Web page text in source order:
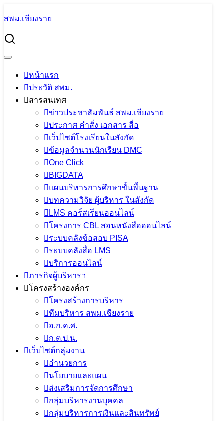
to
content
สพม.เชียงราย
หน้าแรก
ประวัติ สพม.
สารสนเทศ
ข่าวประชาสัมพันธ์ สพม.เชียงราย
ประกาศ คำสั่ง เอกสาร สื่อ
เว็ปไซต์โรงเรียนในสังกัด
ข้อมูลจำนวนนักเรียน DMC
One Click
BIGDATA
แผนบริหารการศึกษาขั้นพื้นฐาน
บทความวิจัย ผู้บริหาร ในสังกัด
LMS คอร์สเรียนออนไลน์
โครงการ CBL สอนหนังสือออนไลน์
ระบบคลังข้อสอบ PISA
ระบบคลังสื่อ LMS
บริการออนไลน์
ภารกิจผู้บริหารฯ
โครงสร้างองค์กร
โครงสร้างการบริหาร
ทีมบริหาร สพม.เชียงราย
อ.ก.ค.ศ.
ก.ต.ป.น.
เว็บไซต์กลุ่มงาน
อำนวยการ
นโยบายและแผน
ส่งเสริมการจัดการศึกษา
กลุ่มบริหารงานบุคคล
กลุ่มบริหารการเงินและสินทรัพย์
for:
การนิเทศการจัดการศึกษา ประจำภาคเรียนที่ 1 ปีการศึกษา
2565
การนิเทศการจัดการศึกษา ประจำภาค
เรียนที่ 1 ปีการศึกษา 2565
8 กรกฎาคม 2022 PR SESAOCR
ประชาสัมพันธ์ สพม.เชียงราย